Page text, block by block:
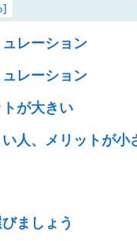
]
レーション
レーション
が大きい
人、メリットが小
ましょう